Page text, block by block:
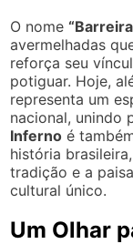
O nome
avermelhadas
reforça seu
potiguar. Hoje,
representa um
nacional, unindo
Inferno é
história
tradição e a
cultural único.
Um Olhar